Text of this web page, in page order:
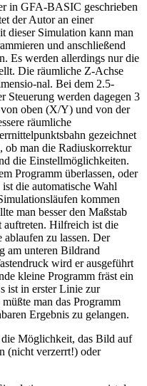
in GFA-BASIC geschrieben
der Autor an einer
dieser Simulation kann man
und anschließend
Es werden allerdings nur die
Die räumliche Z-Achse
nal. Bei dem 2.5-
Steuerung werden dagegen 3
oben (X/Y) und von der
räumliche
gezeichnet
ob man die Radiuskorrektur
die Einstellmöglichkeiten.
Programm überlassen, oder
die automatische Wahl
kommen
man besser den Maßstab
auftreten. Hilfreich ist die
zu lassen. Der
am unteren Bildrand
wird er ausgeführt
kleine Programm fräst ein
ist in erster Linie zur
man das Programm
Ergebnis zu gelangen.
Möglichkeit, das Bild auf
(nicht verzerrt!) oder